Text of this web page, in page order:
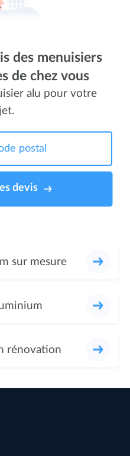
des menuisiers
de chez vous
alu pour votre
devis
sur mesure
rénovation